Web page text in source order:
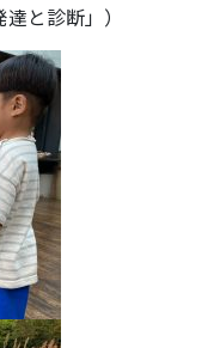
と診断」）